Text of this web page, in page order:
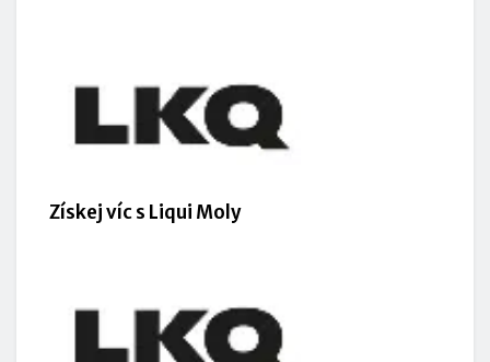
Získej víc s Liqui Moly